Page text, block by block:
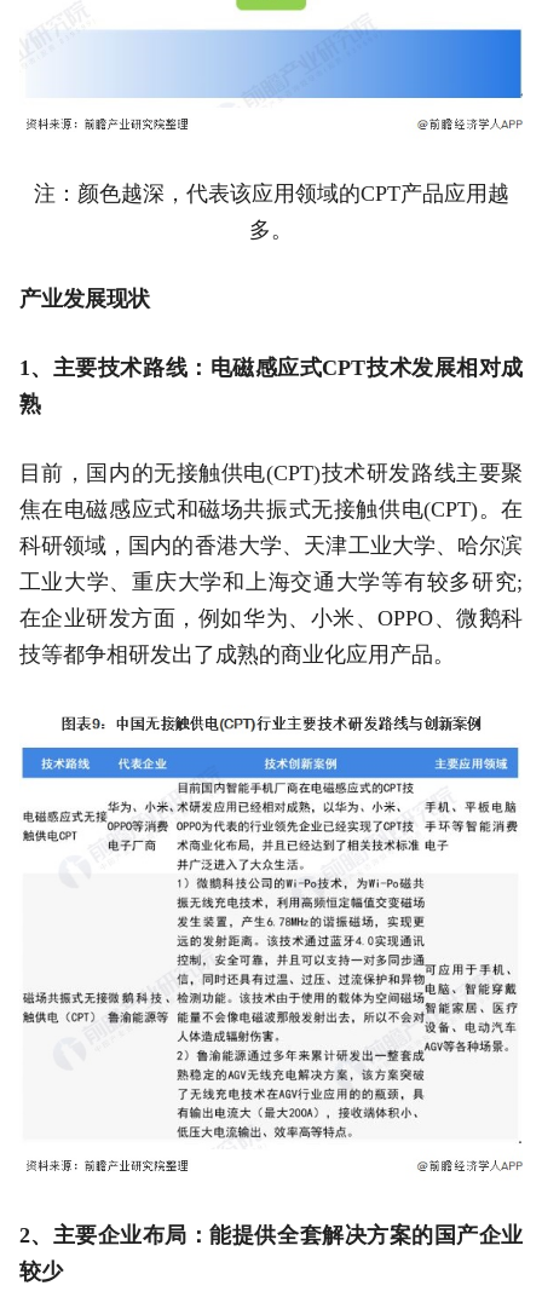
注：颜色越深，代表该应用领域的CPT产品应用越
多。
产业发展现状
1、主要技术路线：电磁感应式CPT技术发展相对成
熟
目前，国内的无接触供电(CPT)技术研发路线主要聚
焦在电磁感应式和磁场共振式无接触供电(CPT)。在
科研领域，国内的香港大学、天津工业大学、哈尔滨
工业大学、重庆大学和上海交通大学等有较多研究;
在企业研发方面，例如华为、小米、OPPO、微鹅科
技等都争相研发出了成熟的商业化应用产品。
2、主要企业布局：能提供全套解决方案的国产企业
较少